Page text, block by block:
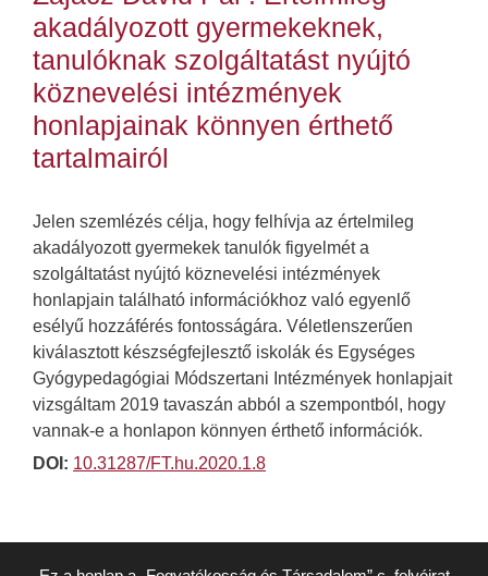
akadályozott gyermekeknek,
tanulóknak szolgáltatást nyújtó
köznevelési intézmények
honlapjainak könnyen érthető
tartalmairól
Jelen szemlézés célja, hogy felhívja az értelmileg
akadályozott gyermekek tanulók figyelmét a
szolgáltatást nyújtó köznevelési intézmények
honlapjain található információkhoz való egyenlő
esélyű hozzáférés fontosságára. Véletlenszerűen
kiválasztott készségfejlesztő iskolák és Egységes
Gyógypedagógiai Módszertani Intézmények honlapjait
vizsgáltam 2019 tavaszán abból a szempontból, hogy
vannak-e a honlapon könnyen érthető információk.
DOI: 10.31287/FT.hu.2020.1.8